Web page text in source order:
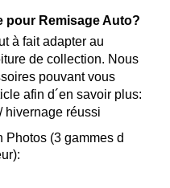
pour Remisage Auto?
à fait adapter au
de collection. Nous
pouvant vous
afin d´en savoir plus:
hivernage réussi
Photos (3 gammes d